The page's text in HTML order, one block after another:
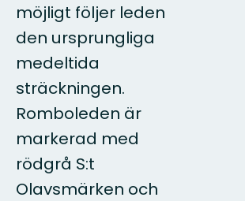
möjligt följer leden
den ursprungliga
medeltida
sträckningen.
Romboleden är
markerad med
rödgrå S:t
Olavsmärken och